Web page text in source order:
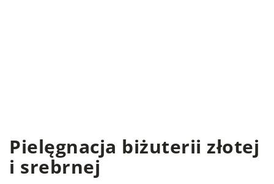
Pielęgnacja biżuterii złotej
i srebrnej